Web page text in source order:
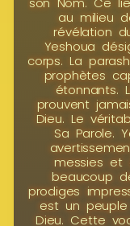
au milieu
révélation
Yeshoua
corps. La
prophètes
étonnants.
prouvent
Dieu. Le
Sa Parole.
messies et
beaucoup
prodiges
est un
Dieu. Cette